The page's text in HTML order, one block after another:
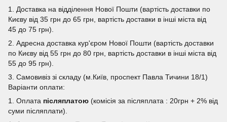
1. Доставка на відділення Нової Пошти (вартість доставки по
Києву від 35 грн до 65 грн, вартість доставки в інші міста від
45 до 75 грн).
2. Адресна доставка кур'єром Нової Пошти (вартість доставки
по Києву від 55 грн до 80 грн, вартість доставки в інші міста від
55 до 95 грн).
3. Самовивіз зі складу (м.Київ, проспект Павла Тичини 18/1)
Варіанти оплати:
1. Оплата післяплатою (комісія за післяплата : 20грн + 2% від
суми післяплати).